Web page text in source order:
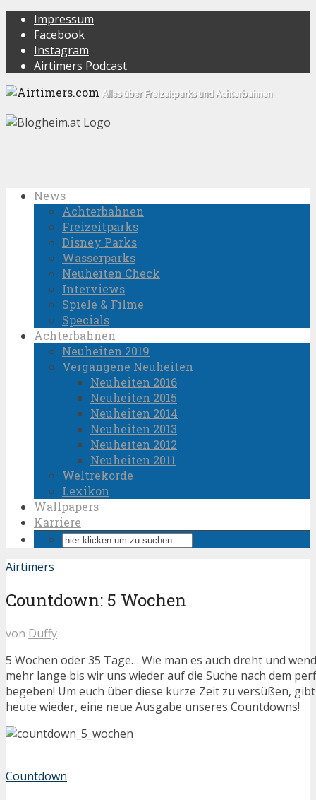
Impressum
Facebook
Instagram
Airtimers Podcast
Alles über Freizeitparks und Achterbahnen
News
Achterbahnen
Freizeitparks
Disney Parks
Wasserparks
Neuheiten Check
Interviews
Spiele & Filme
Specials
Achterbahnen
Neuheiten 2019
Vergangene Neuheiten
Neuheiten 2016
Neuheiten 2015
Neuheiten 2014
Neuheiten 2013
Neuheiten 2012
Neuheiten 2011
Weltrekorde
Lexikon
Wallpapers
Karriere
Airtimers
Countdown: 5 Wochen
von Duffy
5 Wochen oder 35 Tage… Wie man es auch dreht und
mehr lange bis wir uns wieder auf die Suche nach dem
begeben! Um euch über diese kurze Zeit zu versüßen,
heute wieder, eine neue Ausgabe unseres Countdowns!
Countdown